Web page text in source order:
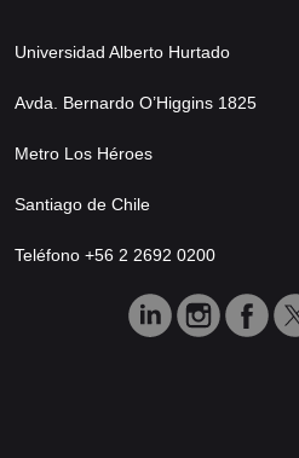
Universidad Alberto Hurtado
Avda. Bernardo O’Higgins 1825
Metro Los Héroes
Santiago de Chile
Teléfono +56 2 2692 0200